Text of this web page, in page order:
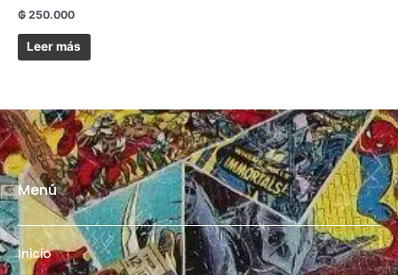
₲ 250.000
Leer más
Menú
Inicio